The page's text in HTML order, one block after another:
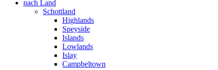
nach Land
Schottland
Highlands
Speyside
Islands
Lowlands
Islay
Campbeltown